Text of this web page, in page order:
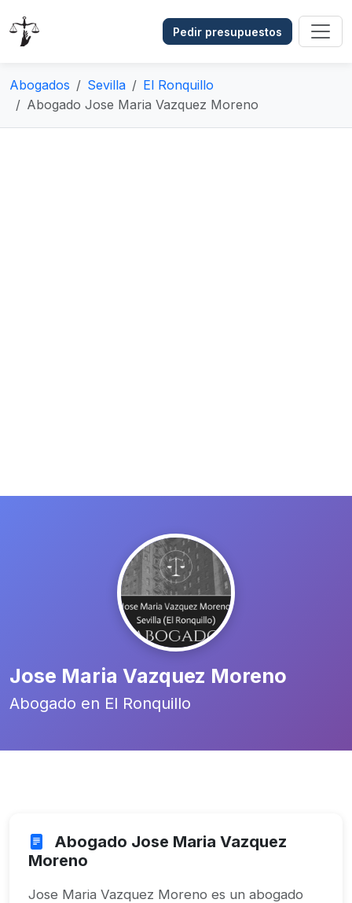
Pedir presupuestos
Abogados Sevilla
El Ronquillo
Abogado Jose Maria Vazquez Moreno
Jose Maria Vazquez Moreno
Abogado en El Ronquillo
Abogado Jose Maria Vazquez
Moreno
Jose Maria Vazquez Moreno es un abogado